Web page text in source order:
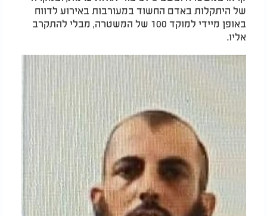
של היתקלות באדם החשוד במעורבות באירוע לדווח
באופן מיידי למוקד 100 של המשטרה, מבלי להתקרב
אליו.